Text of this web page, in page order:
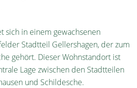
sich in einem gewachsenen
Stadtteil Gellershagen, der zum
gehört. Dieser Wohnstandort ist
Lage zwischen den Stadtteilen
und Schildesche.